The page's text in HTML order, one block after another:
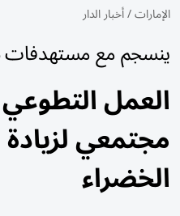
الإمارات/أخبار الدار
ينسجم مع مستهدفات
العمل
مجتمعي
الخضراء